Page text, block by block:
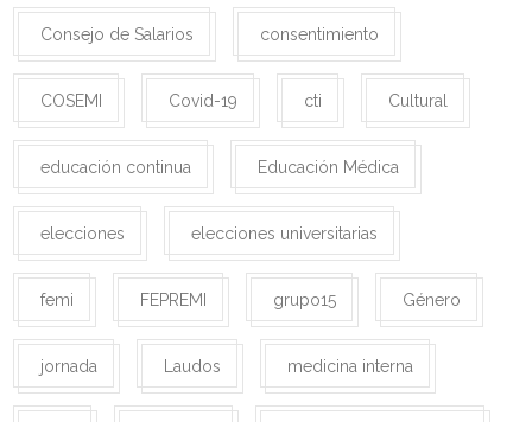
Consejo de Salarios consentimiento
COSEMI Covid-19 cti Cultural
educación continua Educación Médica
elecciones elecciones universitarias
femi FEPREMI grupo15 Género
jornada Laudos medicina interna